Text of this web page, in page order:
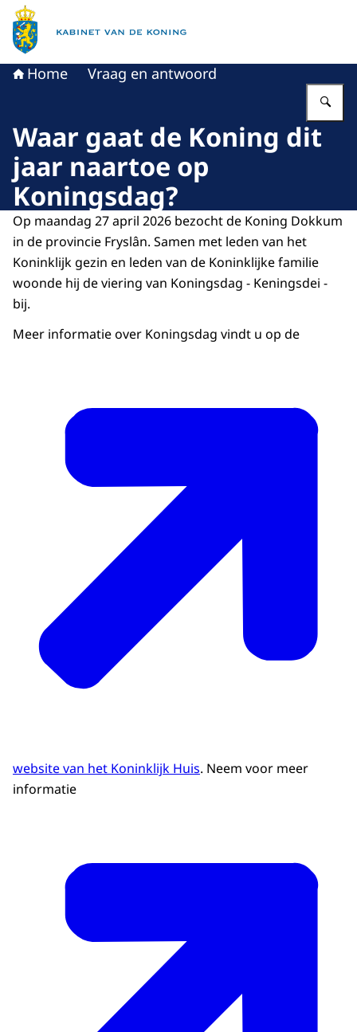
Naar de homepage van Kabinet van de Koning
Home Vraag en antwoord
Waar gaat de Koning dit
jaar naartoe op
Koningsdag?
Op maandag 27 april 2026 bezocht de Koning Dokkum
in de provincie Fryslân. Samen met leden van het
Koninklijk gezin en leden van de Koninklijke familie
woonde hij de viering van Koningsdag - Keningsdei -
bij.
Meer informatie over Koningsdag vindt u op de
website van het Koninklijk Huis. Neem voor meer
informatie